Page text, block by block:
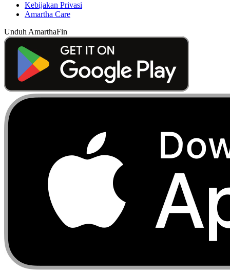
Kebijakan Privasi
Amartha Care
Unduh AmarthaFin